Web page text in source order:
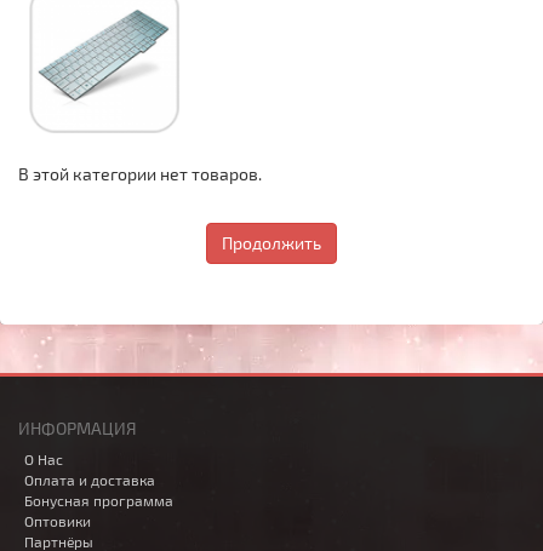
В этой категории нет товаров.
Продолжить
ИНФОРМАЦИЯ
О Нас
Оплата и доставка
Бонусная программа
Оптовики
Партнёры